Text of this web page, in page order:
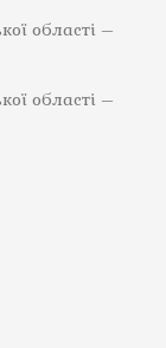
області –
області –